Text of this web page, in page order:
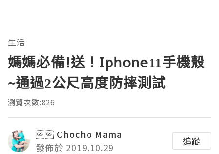
生活
媽媽必備!送！Iphone11手機殼
~通過2公尺高度防摔測試
瀏覽次數:826
Chocho Mama
發佈於 2019.10.29
追蹤